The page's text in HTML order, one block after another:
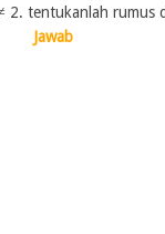
2. tentukanlah rumus
Jawab